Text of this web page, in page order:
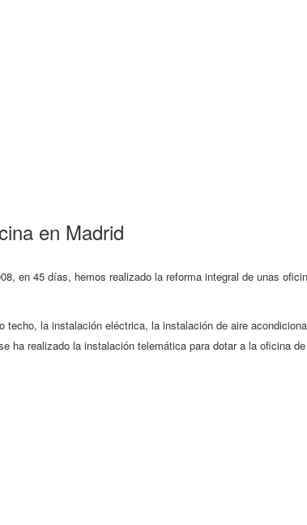
en Madrid
en 45 días, hemos realizado la reforma integral de unas
techo, la instalación eléctrica, la instalación de aire
ha realizado la instalación telemática para dotar a la oficina